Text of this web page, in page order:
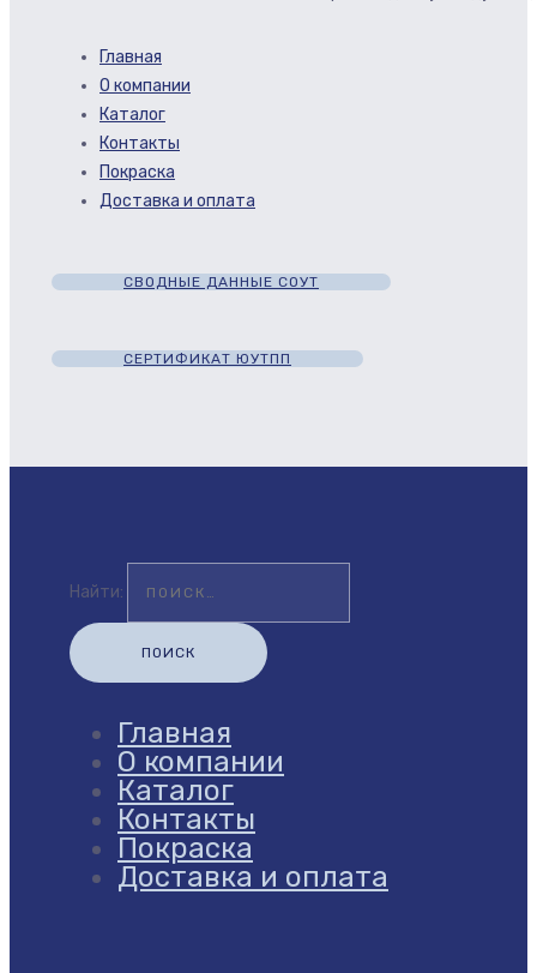
Главная
О компании
Каталог
Контакты
Покраска
Доставка и оплата
СВОДНЫЕ ДАННЫЕ СОУТ
СЕРТИФИКАТ ЮУТПП
Найти:
Главная
О компании
Каталог
Контакты
Покраска
Доставка и оплата